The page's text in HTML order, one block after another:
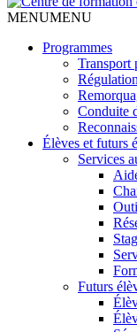
MENUMENU
Programmes
Transport
Conduite
Élèves et futurs
Services
Futurs